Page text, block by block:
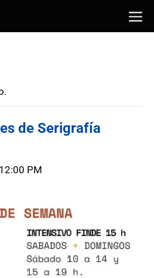
de Serigrafía
12:00 PM